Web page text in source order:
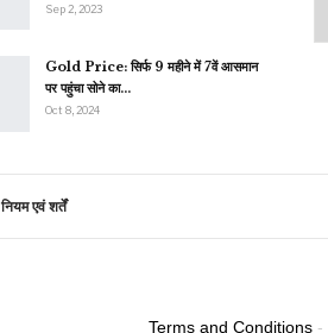
Sep 2, 2023
Gold Price: सिर्फ 9 महीने में 7वें आसमान
पर पहुंचा सोने का…
Oct 8, 2024
नियम एवं शर्तें
Terms and Conditions -